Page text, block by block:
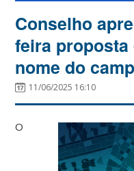
Conselho
feira
nome do
11/06/2025 16:10
O